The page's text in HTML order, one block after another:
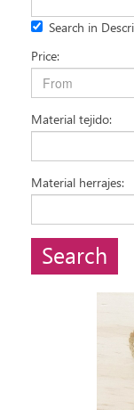
Search in
Price:
Material tejido:
Material herrajes:
Search